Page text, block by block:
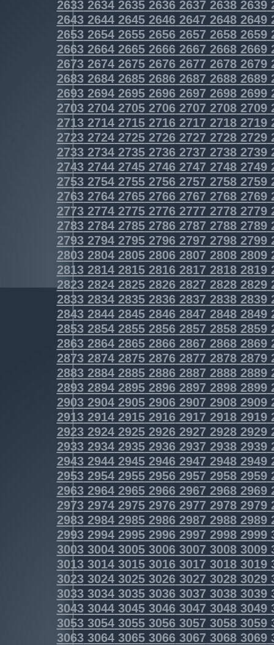
2633263426352636263726382639
2643264426452646264726482649
2653265426552656265726582659
2663266426652666266726682669
2673267426752676267726782679
2683268426852686268726882689
2693269426952696269726982699
2703270427052706270727082709
2713271427152716271727182719
2723272427252726272727282729
2733273427352736273727382739
2743274427452746274727482749
2753275427552756275727582759
2763276427652766276727682769
2773277427752776277727782779
2783278427852786278727882789
2793279427952796279727982799
2803280428052806280728082809
2813281428152816281728182819
2823282428252826282728282829
2833283428352836283728382839
2843284428452846284728482849
2853285428552856285728582859
2863286428652866286728682869
2873287428752876287728782879
2883288428852886288728882889
2893289428952896289728982899
2903290429052906290729082909
2913291429152916291729182919
2923292429252926292729282929
2933293429352936293729382939
2943294429452946294729482949
2953295429552956295729582959
2963296429652966296729682969
2973297429752976297729782979
2983298429852986298729882989
2993299429952996299729982999
3003300430053006300730083009
3013301430153016301730183019
3023302430253026302730283029
3033303430353036303730383039
3043304430453046304730483049
3053305430553056305730583059
3063306430653066306730683069